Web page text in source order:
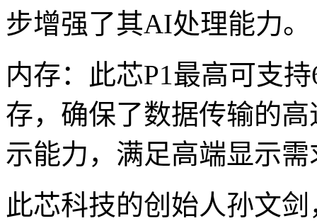
步增强了其AI处理能力。
内存：此芯P1最高可支
存，确保了数据传输的
示能力，满足高端显示需
此芯科技的创始人孙文